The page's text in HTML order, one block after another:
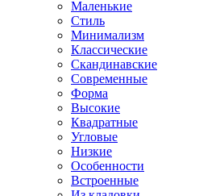
Маленькие
Стиль
Минимализм
Классические
Скандинавские
Современные
Форма
Высокие
Квадратные
Угловые
Низкие
Особенности
Встроенные